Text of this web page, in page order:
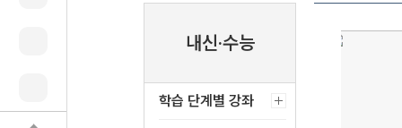
내신·수능
학습 단계별 강좌